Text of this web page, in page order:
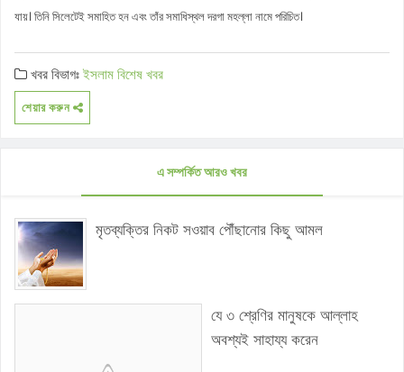
যায়। তিনি সিলেটেই সমাহিত হন এবং তাঁর সমাধিস্থল দরগা মহল্লা নামে পরিচিত।
খবর বিভাগঃইসলামবিশেষ খবর
শেয়ার করুন
এ সম্পর্কিত আরও খবর
মৃতব্যক্তির নিকট সওয়াব পৌঁছানোর কিছু আমল
যে ৩ শ্রেণির মানুষকে আল্লাহ
অবশ্যই সাহায্য করেন